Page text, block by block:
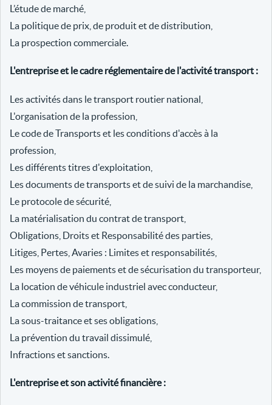
L’étude de marché,
La politique de prix, de produit et de distribution,
La prospection commerciale.
L'entreprise et le cadre réglementaire de l'activité transport :
Les activités dans le transport routier national,
L'organisation de la profession,
Le code de Transports et les conditions d'accès à la
profession,
Les différents titres d'exploitation,
Les documents de transports et de suivi de la marchandise,
Le protocole de sécurité,
La matérialisation du contrat de transport,
Obligations, Droits et Responsabilité des parties,
Litiges, Pertes, Avaries : Limites et responsabilités,
Les moyens de paiements et de sécurisation du transporteur,
La location de véhicule industriel avec conducteur,
La commission de transport,
La sous-traitance et ses obligations,
La prévention du travail dissimulé,
Infractions et sanctions.
L'entreprise et son activité financière :